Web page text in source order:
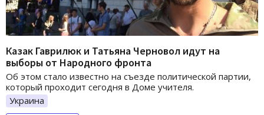
Казак Гаврилюк и Татьяна Черновол идут на
выборы от Народного фронта
Об этом стало известно на съезде политической партии,
который проходит сегодня в Доме учителя.
Украина